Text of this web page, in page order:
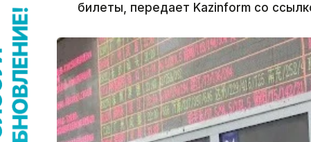
билеты, передает Kazinform со